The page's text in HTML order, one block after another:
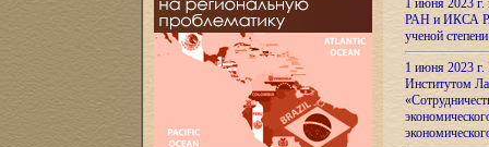
1 июня 2023
РАН и ИКСА
ученой
1 июня 2023
Институтом